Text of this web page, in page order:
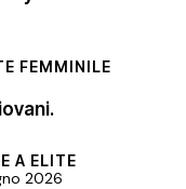
FEMMINILE
A ELITE
2026